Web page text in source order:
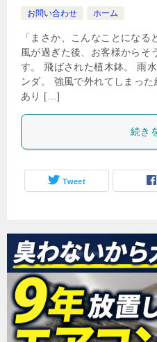
お問い合わせ
ホーム
「まさか、こんなことにな
風が過ぎた後、お客様からそ
す。 飛ばされた植木鉢。 雨
ンダ。 強風で外れてしまっ
あり […]
続き
Tweet